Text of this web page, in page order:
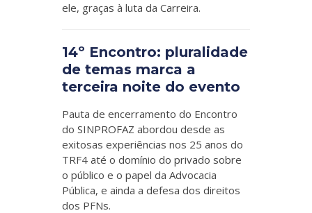
ele, graças à luta da Carreira.
14º Encontro: pluralidade
de temas marca a
terceira noite do evento
Pauta de encerramento do Encontro
do SINPROFAZ abordou desde as
exitosas experiências nos 25 anos do
TRF4 até o domínio do privado sobre
o público e o papel da Advocacia
Pública, e ainda a defesa dos direitos
dos PFNs.